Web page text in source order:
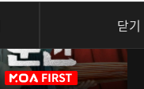
닫기